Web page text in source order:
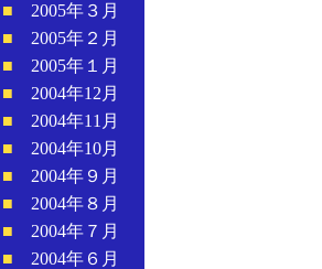
■ 2005年３月
■ 2005年２月
■ 2005年１月
■ 2004年12月
■ 2004年11月
■ 2004年10月
■ 2004年９月
■ 2004年８月
■ 2004年７月
■ 2004年６月